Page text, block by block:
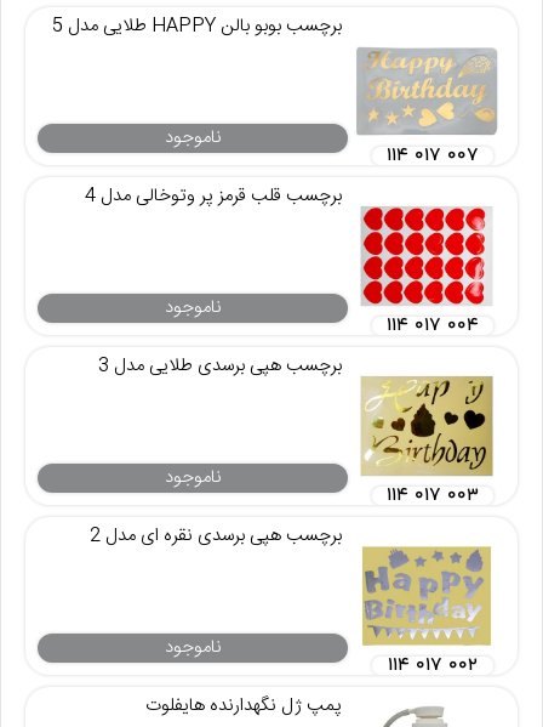
برچسب بوبو بالن HAPPY طلایی مدل 5
ناموجود
۱۱۴ ۰۱۷ ۰۰۷
برچسب قلب قرمز پر وتوخالی مدل 4
ناموجود
۱۱۴ ۰۱۷ ۰۰۴
برچسب هپی برسدی طلایی مدل 3
ناموجود
۱۱۴ ۰۱۷ ۰۰۳
برچسب هپی برسدی نقره ای مدل 2
ناموجود
۱۱۴ ۰۱۷ ۰۰۲
پمپ ژل نگهدارنده هایفلوت